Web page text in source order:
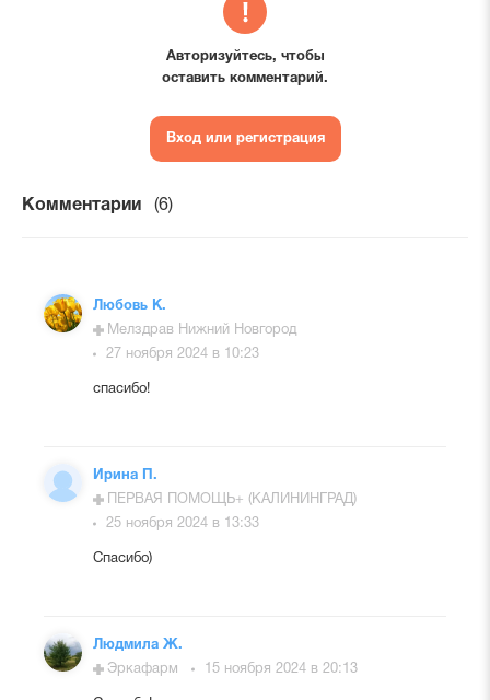
Авторизуйтесь, чтобы
оставить комментарий.
Вход или регистрация
Комментарии (6)
Любовь К.
Мелздрав Нижний Новгород
27 ноября 2024 в 10:23
спасибо!
Ирина П.
ПЕРВАЯ ПОМОЩЬ+ (КАЛИНИНГРАД)
25 ноября 2024 в 13:33
Спасибо)
Людмила Ж.
Эркафарм
15 ноября 2024 в 20:13